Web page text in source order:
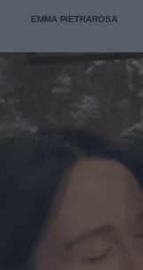
EMMA PIETRAROSA